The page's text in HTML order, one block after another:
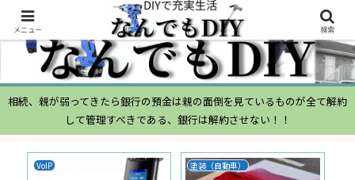
相続、親が弱ってきたら銀行の預金は親の面倒を見ているものが全て解約
して管理すべきである、銀行は解約させない！！
VoIP 塗装（自動車）
メニュー 検索